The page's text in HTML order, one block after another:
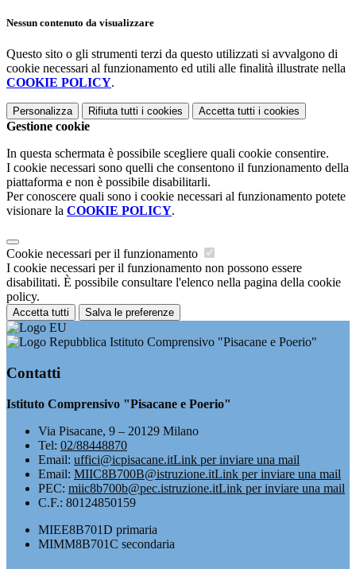
Nessun contenuto da visualizzare
Questo sito o gli strumenti terzi da questo utilizzati si avvalgono di
cookie necessari al funzionamento ed utili alle finalità illustrate nella
COOKIE POLICY.
Personalizza Rifiuta tutti i cookies Accetta tutti i cookies
Gestione cookie
In questa schermata è possibile scegliere quali cookie consentire.
I cookie necessari sono quelli che consentono il funzionamento della
piattaforma e non è possibile disabilitarli.
Per conoscere quali sono i cookie necessari al funzionamento potete
visionare la COOKIE POLICY.
Cookie necessari per il funzionamento
I cookie necessari per il funzionamento non possono essere
disabilitati. È possibile consultare l'elenco nella pagina della cookie
policy.
Accetta tutti Salva le preferenze
Istituto Comprensivo "Pisacane e Poerio"
Contatti
Istituto Comprensivo "Pisacane e Poerio"
Via Pisacane, 9 – 20129 Milano
Tel: 02/88448870
Email: uffici@icpisacane.itLink per inviare una mail
Email: MIIC8B700B@istruzione.itLink per inviare una mail
PEC: miic8b700b@pec.istruzione.itLink per inviare una mail
C.F.: 80124850159
MIEE8B701D primaria
MIMM8B701C secondaria